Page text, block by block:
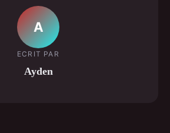
A
ECRIT PAR
Ayden